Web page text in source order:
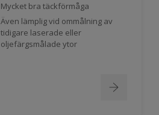
Mycket bra täckförmåga
Även lämplig vid ommålning av
tidigare laserade eller
oljefärgsmålade ytor